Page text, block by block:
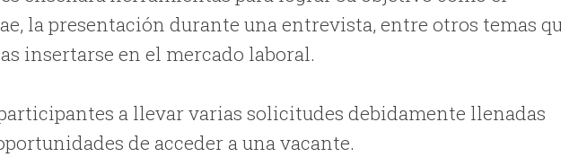
la presentación durante una entrevista, entre otros temas
insertarse en el mercado laboral.
a llevar varias solicitudes debidamente llenadas
de acceder a una vacante.